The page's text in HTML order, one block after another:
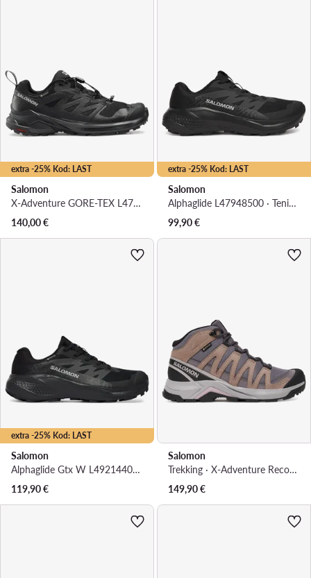
extra -25% Kod: LAST
Salomon
X-Adventure GORE-TEX L47321800 · Tenisice za trčanje
140,00€
extra -25% Kod: LAST
Salomon
Alphaglide L47948500 · Tenisice za trčanje
99,90€
extra -25% Kod: LAST
Salomon
Alphaglide Gtx W L49214400 · Tenisice za trčanje
119,90€
Salomon
Trekking · X-Adventure Recon Mid Gore-Tex L47753400 · Ljubičasta
149,90€